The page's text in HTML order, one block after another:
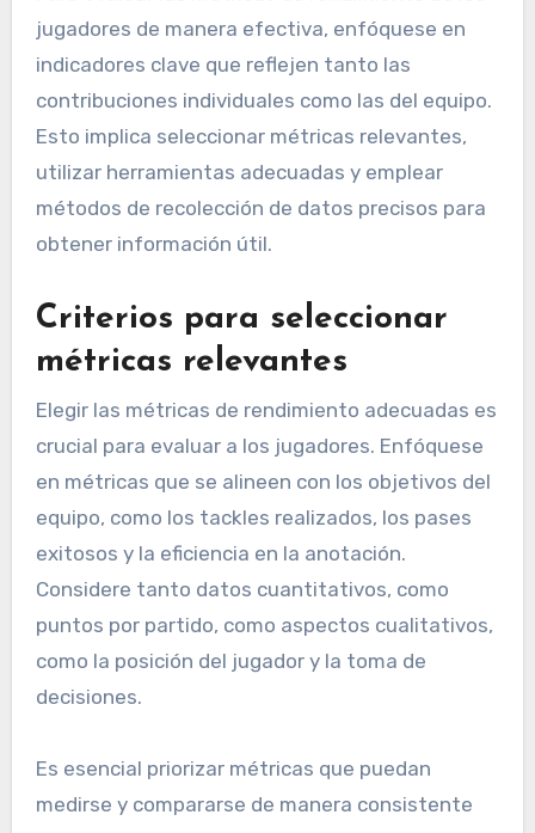
jugadores de manera efectiva, enfóquese en
indicadores clave que reflejen tanto las
contribuciones individuales como las del equipo.
Esto implica seleccionar métricas relevantes,
utilizar herramientas adecuadas y emplear
métodos de recolección de datos precisos para
obtener información útil.
Criterios para seleccionar
métricas relevantes
Elegir las métricas de rendimiento adecuadas es
crucial para evaluar a los jugadores. Enfóquese
en métricas que se alineen con los objetivos del
equipo, como los tackles realizados, los pases
exitosos y la eficiencia en la anotación.
Considere tanto datos cuantitativos, como
puntos por partido, como aspectos cualitativos,
como la posición del jugador y la toma de
decisiones.
Es esencial priorizar métricas que puedan
medirse y compararse de manera consistente